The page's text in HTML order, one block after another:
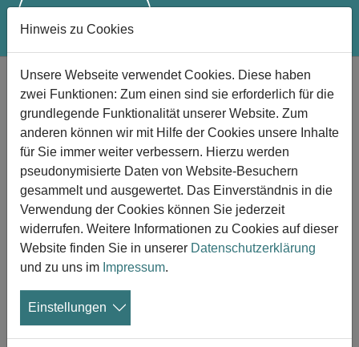
Anhörung zur Novelle des
hessischen Bestattungsgesetzes
Innenausschuss des Hessischen Landtags
tagt
27.08.2025
Heute findet dieöffentliche mündliche
Anhörung des Innenausschusses des
Hessischen Landtagszum Gesetzentwurf
Friedhofs- und Bestattungsgesetzes (Drucks. 21/2378)
Verbände, Institutionen und Experten die Gelegenheit,
Hinweis zu Cookies
Unsere Webseite verwendet Cookies. Diese haben
zwei Funktionen: Zum einen sind sie erforderlich für die
grundlegende Funktionalität unserer Website. Zum
anderen können wir mit Hilfe der Cookies unsere Inhalte
für Sie immer weiter verbessern. Hierzu werden
pseudonymisierte Daten von Website-Besuchern
gesammelt und ausgewertet. Das Einverständnis in die
Verwendung der Cookies können Sie jederzeit
widerrufen. Weitere Informationen zu Cookies auf dieser
Website finden Sie in unserer Datenschutzerklärung
und zu uns im Impressum.
Einstellungen